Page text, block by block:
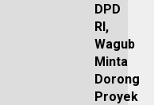
DPD
RI,
Wagub
Minta
Dorong
Proyek